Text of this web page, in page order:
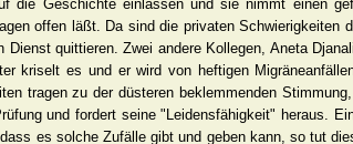
die Geschichte einlassen und sie nimmt einen
offen läßt. Da sind die privaten Schwierigkeiten
quittieren. Zwei andere Kollegen, Aneta
kriselt es und er wird von heftigen
tragen zu der düsteren beklemmenden
und fordert seine "Leidensfähigkeit" heraus.
es solche Zufälle gibt und geben kann, so tut